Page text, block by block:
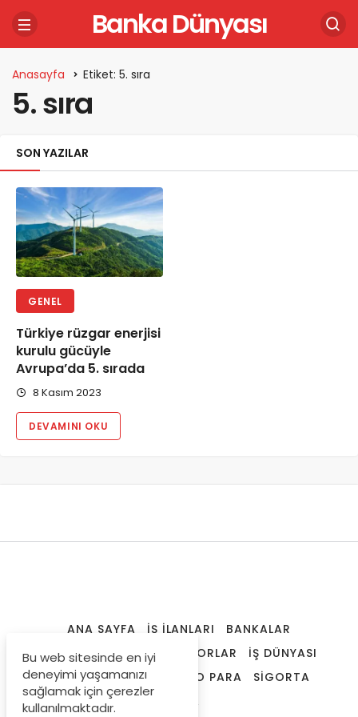
Banka Dünyası
Anasayfa Etiket: 5. sıra
5. sıra
SON YAZILAR
GENEL
Türkiye rüzgar enerjisi
kurulu gücüyle
Avrupa’da 5. sırada
8 Kasım 2023
DEVAMINI OKU
ANA SAYFA İŞ İLANLARI
BANKALAR
FINANSAL ARAÇLAR
RAPORLAR
İŞ DÜNYASI
SPK LISANSLAMA
KRIPTO PARA
SIGORTA
DÜNYA
Bu web sitesinde en iyi
deneyimi yaşamanızı
sağlamak için çerezler
kullanılmaktadır.